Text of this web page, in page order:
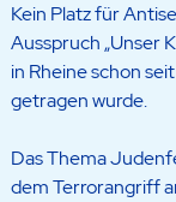
Kein Platz für
Ausspruch „Unser
in Rheine schon
getragen wurde.
Das Thema
dem Terrorangriff